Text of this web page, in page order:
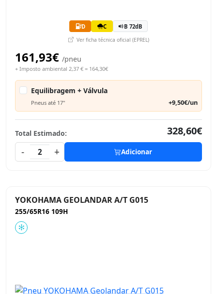
D C B 72dB
Ver ficha técnica oficial (EPREL)
161,93€ /pneu
+ Imposto ambiental 2,37 € = 164,30€
Equilibragem + Válvula
Pneus até 17" +9,50€/un
Total Estimado:
328,60€
-
2 + Adicionar
YOKOHAMA GEOLANDAR A/T G015
255/65R16 109H